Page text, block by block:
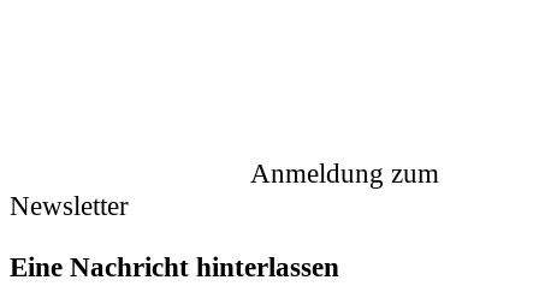
Anmeldung zum
Newsletter
Eine Nachricht hinterlassen